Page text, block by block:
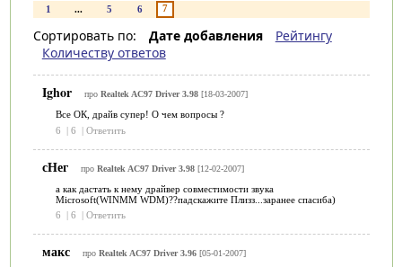
1 ... 5 6 7
Сортировать по: Дате добавления
Рейтингу
Количеству ответов
Ighor про Realtek AC97 Driver 3.98[18-03-2007]
Все ОК, драйв супер! О чем вопросы ?
6
| 6 | Ответить
сНег про Realtek AC97 Driver 3.98[12-02-2007]
а как дастать к нему драйвер совместимости звука
Microsoft(WINMM WDM)??падскажите Плизз...заранее спасиба)
6
| 6 | Ответить
макс про Realtek AC97 Driver 3.96[05-01-2007]